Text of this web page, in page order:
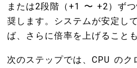
または2段階（+1 〜 +2）ず
奨します。システムが安定し
ば、さらに倍率を上げること
次のステップでは、CPU の